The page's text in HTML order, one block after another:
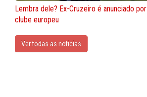
Lembra dele? Ex-Cruzeiro é anunciado por
clube europeu
Ver todas as noticias